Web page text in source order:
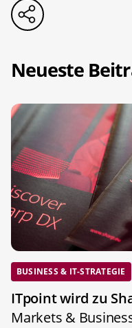
Neueste
BUSINESS & IT-STRATEGIE
ITpoint wird zu
Markets &